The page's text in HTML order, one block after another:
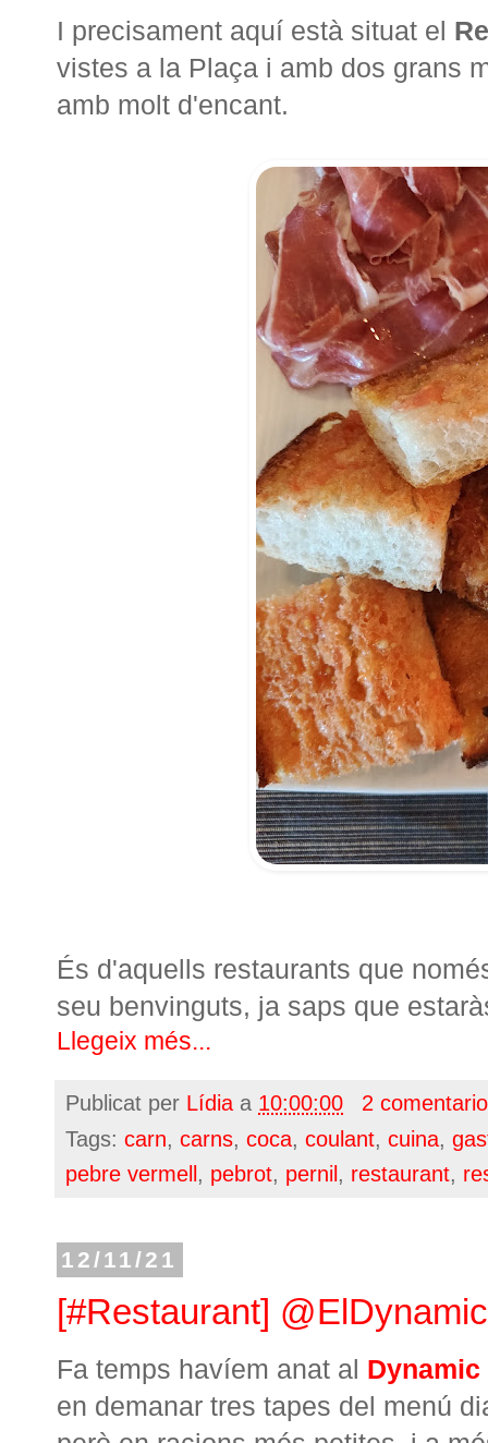
I precisament aquí està situat el
vistes a la Plaça i amb dos grans
amb molt d'encant.
És d'aquells restaurants que
seu benvinguts, ja saps que
Llegeix més...
Publicat per Lídia a 10:00:00
2
Tags: carn, carns, coca, coulant, cuina,
pebre vermell , pebrot, pernil , restaurant,
12/11/21
[#Restaurant]
Fa temps havíem anat al Dynamic
en demanar tres tapes del menú